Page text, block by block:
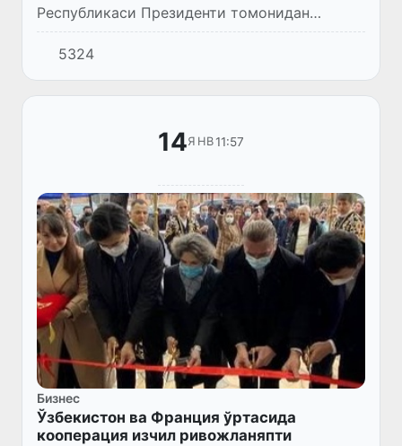
Республикаси Президенти томонидан
«Франция тараққиёт агентлиги иштирокида
«Чорвачилик соҳасини барқарор
ривожлантиришни молиялаштириш»
лойиҳасини ама...
5324
14ЯНВ11:57
Бизнес
Ўзбекистон ва Франция ўртасида
кооперация изчил ривожланяпти